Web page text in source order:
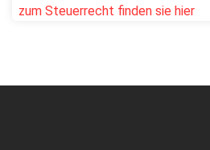
zum Steuerrecht finden sie hier